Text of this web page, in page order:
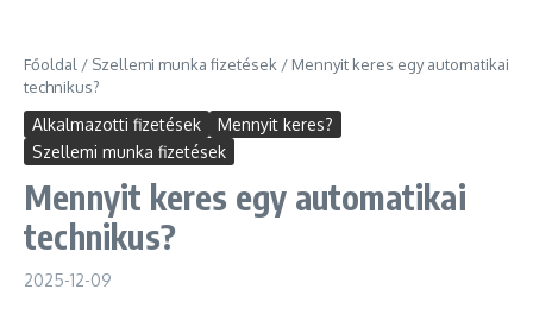
Főoldal / Szellemi munka fizetések / Mennyit keres egy automatikai
technikus?
Alkalmazotti fizetések
Mennyit keres?
Szellemi munka fizetések
Mennyit keres egy automatikai
technikus?
2025-12-09